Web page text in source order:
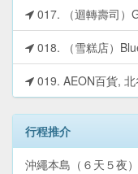
017. （迴轉壽司）
018. （雪糕店）
019. AEON百貨,
行程推介
沖繩本島（６天５夜